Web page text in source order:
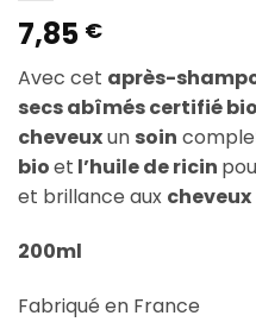
7,85 €
Avec cet après-
secs abîmés certifié
cheveuxun soin
bioet l’huile de ricin
et brillance aux cheveux
200ml
Fabriqué en France